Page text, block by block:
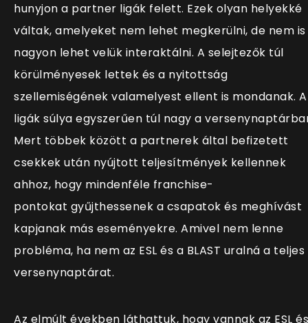
hunyjon a partner ligák felett. Ezek olyan helyekké
váltak, amelyeket nem lehet megkerülni, de nem is
nagyon lehet velük interaktálni. A selejtezők túl
körülményesek lettek és a nyitottság
szellemiségének valamelyest ellent is mondanak. A
ligák súlya egyszerűen túl nagy a
Mert többek között a partnerek által befizetett
csekkek után nyújtott teljesítmények kellennek
ahhoz, hogy mindenféle franchise-
pontokat gyűjthessenek a csapatok és meghívást
kapjanak más eseményekre. Amivel nem lenne
probléma, ha nem az ESL és a BLAST uralná a teljes
versenynaptárat.
Az elmúlt években láthattuk, hogy vannak az ESL és